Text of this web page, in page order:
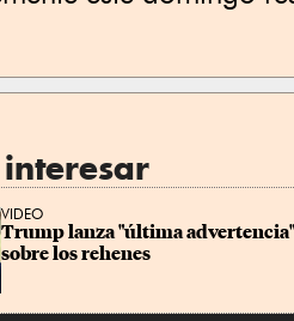
VIDEO
Trump lanza "última
sobre los rehenes